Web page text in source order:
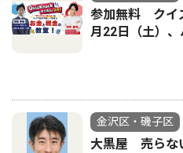
参加無料 クイ
月22日（土）
金沢区・磯子区
大黒屋 売らな